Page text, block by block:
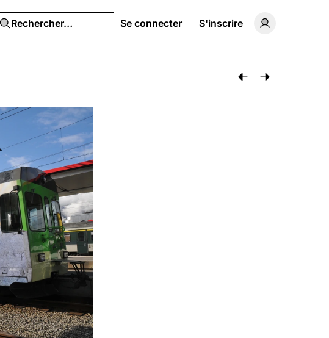
Rechercher… Se connecter S'inscrire
Basculer